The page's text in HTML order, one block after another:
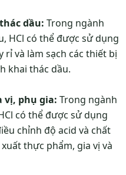
dầu: Trong ngành
HCl có thể được sử dụng
rỉ và làm sạch các thiết bị
khai thác dầu.
vị, phụ gia: Trong ngành
có thể được sử dụng
chỉnh độ acid và chất
thực phẩm, gia vị và